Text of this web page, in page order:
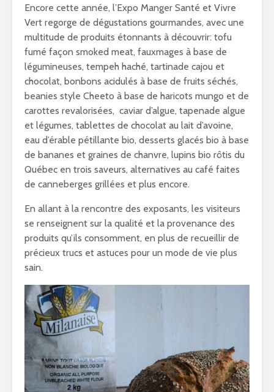
Encore cette année, l’Expo Manger Santé et Vivre
Vert regorge de dégustations gourmandes, avec une
multitude de produits étonnants à découvrir: tofu
fumé façon smoked meat, fauxmages à base de
légumineuses, tempeh haché, tartinade cajou et
chocolat, bonbons acidulés à base de fruits séchés,
beanies style Cheeto à base de haricots mungo et de
carottes revalorisées, caviar d’algue, tapenade algue
et légumes, tablettes de chocolat au lait d’avoine,
eau d’érable pétillante bio, desserts glacés bio à base
de bananes et graines de chanvre, lupins bio rôtis du
Québec en trois saveurs, alternatives au café faites
de canneberges grillées et plus encore.
En allant à la rencontre des exposants, les visiteurs
se renseignent sur la qualité et la provenance des
produits qu’ils consomment, en plus de recueillir de
précieux trucs et astuces pour un mode de vie plus
sain.